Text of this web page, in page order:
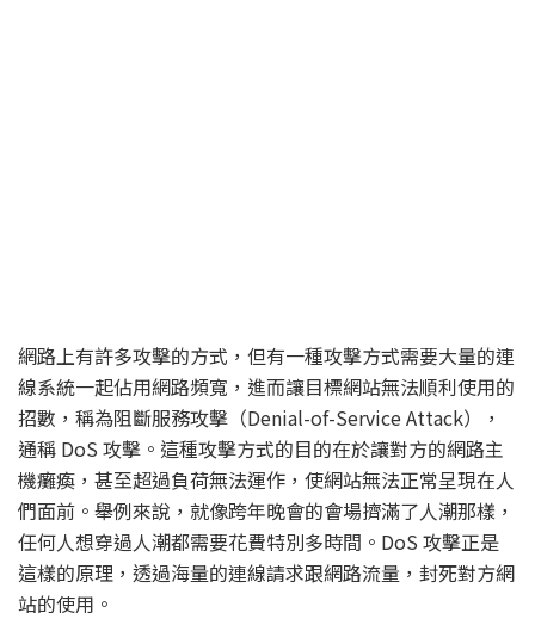
網路上有許多攻擊的方式，但有一種攻擊方式需要大量的連
線系統一起佔用網路頻寬，進而讓目標網站無法順利使用的
招數，稱為阻斷服務攻擊（Denial-of-Service Attack），
通稱 DoS 攻擊。這種攻擊方式的目的在於讓對方的網路主
機癱瘓，甚至超過負荷無法運作，使網站無法正常呈現在人
們面前。舉例來說，就像跨年晚會的會場擠滿了人潮那樣，
任何人想穿過人潮都需要花費特別多時間。DoS 攻擊正是
這樣的原理，透過海量的連線請求跟網路流量，封死對方網
站的使用。